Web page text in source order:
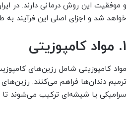
و موفقیت این روش درمانی دارند. در
خواهد شد و اجزای اصلی این فرآیند
1. مواد کامپوزیتی
مواد کامپوزیتی شامل رزین‌های
ترمیم دندان‌ها فراهم می‌کنند.
سرامیکی یا شیشه‌ای ترکیب می‌شوند تا